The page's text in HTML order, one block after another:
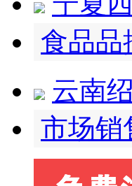
食品品
云南
市场销